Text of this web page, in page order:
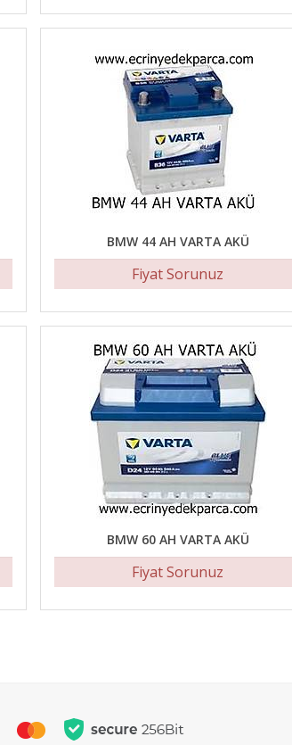
BMW 44 AH VARTA AKÜ
Fiyat Sorunuz
BMW 60 AH VARTA AKÜ
Fiyat Sorunuz